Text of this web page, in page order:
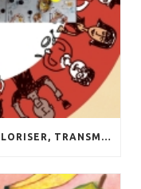
LE GRAND REPAS : PARTAGER, VALORISER, TRANSMETTRE